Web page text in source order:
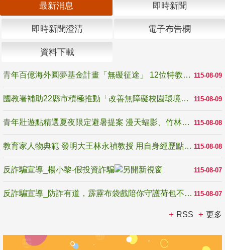
最新消息 即時新聞
即時新聞澄清 電子布告欄
資料下載
115-08-09
青年百億海外圓夢基金計畫「無礙征途」 12位特教與弱勢青年勇闖西班牙 跨越感官限制見證生命蛻變
115-08-09
國教署補助22縣市積極推動「改善無障礙校園環境計畫」 打造友善、安全、無礙學習空間
115-08-08
青年壯遊點精選夏夜限定避暑提案 漫天蝠影、竹林尋蛙、茶香夜觀 邀青年暮色出發
115-08-08
教育家人物典範 發明大王林永禎教授 用自身經歷點亮學生的路
115-08-07
反詐騙宣導_楊小黎-假投資詐騙
115-08-07
反詐騙宣導_防詐有道，霹靂布袋戲陪你守護荷包不受騙
RSS 更多